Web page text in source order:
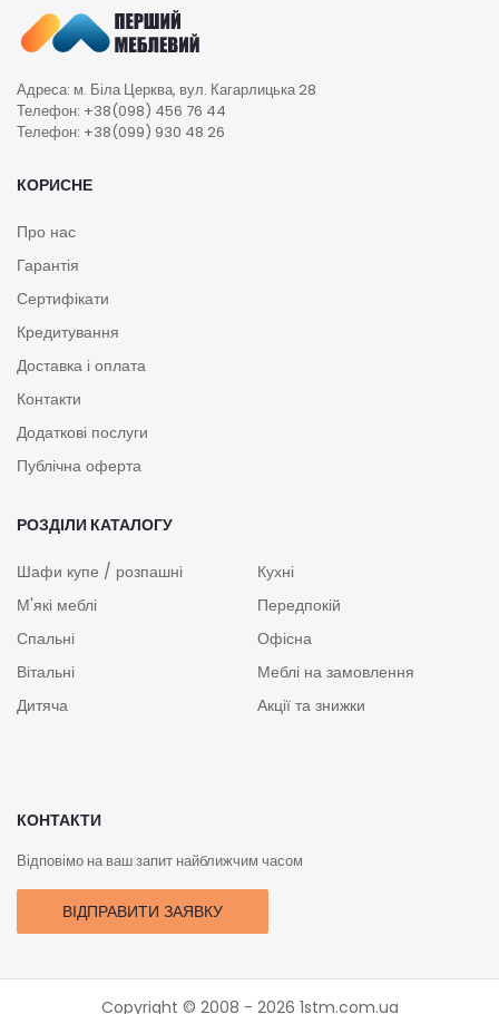
Адреса: м. Біла Церква, вул. Кагарлицька 28
Телефон: +38(098) 456 76 44
Телефон: +38(099) 930 48 26
КОРИСНЕ
Про нас
Гарантія
Сертифікати
Кредитування
Доставка і оплата
Контакти
Додаткові послуги
Публічна оферта
РОЗДІЛИ КАТАЛОГУ
Шафи купе / розпашні
М'які меблі
Спальні
Вітальні
Дитяча
Кухні
Передпокій
Офісна
Меблі на замовлення
Акції та знижки
КОНТАКТИ
Відповімо на ваш запит найближчим часом
ВІДПРАВИТИ ЗАЯВКУ
Copyright © 2008 - 2026 1stm.com.ua